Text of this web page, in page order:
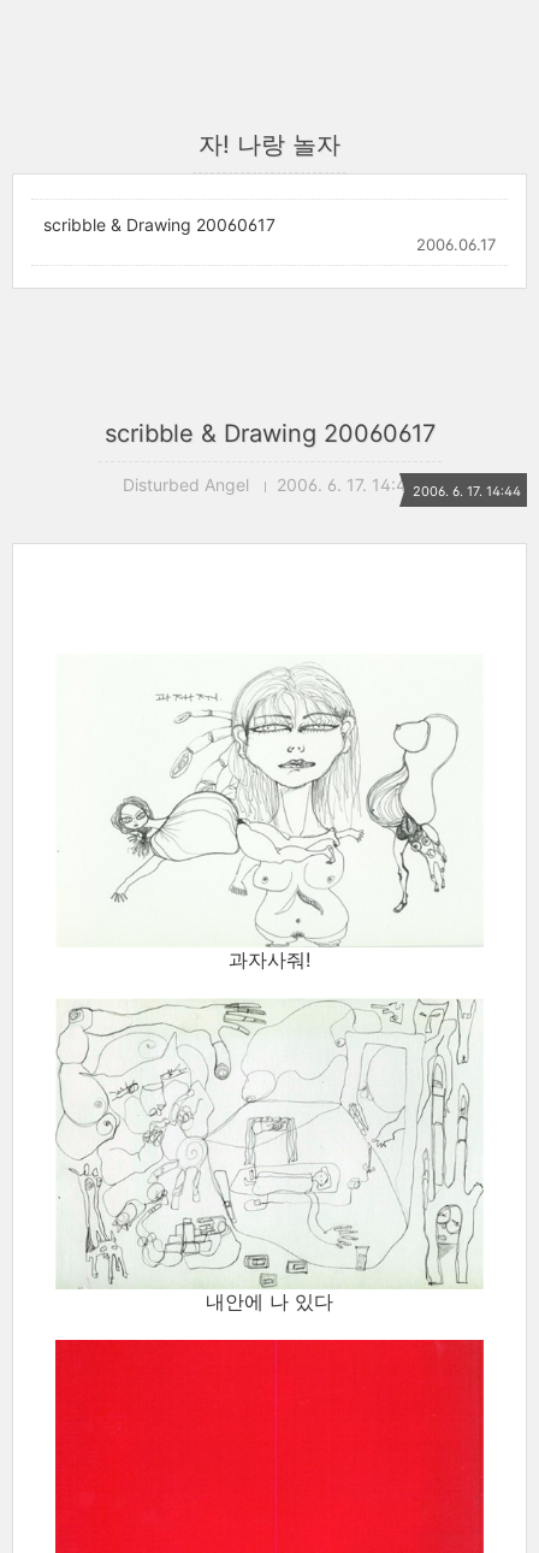
자! 나랑 놀자
scribble & Drawing 20060617
2006.06.17
scribble & Drawing 20060617
Disturbed Angel 2006. 6. 17. 14:442006. 6. 17. 14:44
과자사줘!
내안에 나 있다